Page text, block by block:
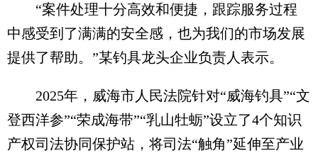
“案件处理十分高效和便捷，跟踪服务过程
中感受到了满满的安全感，也为我们的市场发展
提供了帮助。”某钓具龙头企业负责人表示。
2025年，威海市人民法院针对“威海钓具”“文
登西洋参”“荣成海带”“乳山牡蛎”设立了4个知识
产权司法协同保护站，将司法“触角”延伸至产业